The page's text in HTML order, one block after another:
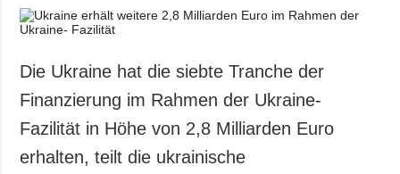
Die Ukraine hat die siebte Tranche der
Finanzierung im Rahmen der Ukraine-
Fazilität in Höhe von 2,8 Milliarden Euro
erhalten, teilt die ukrainische